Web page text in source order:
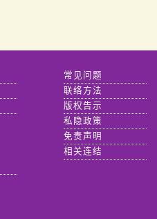
常见问题
联络方法
版权告示
私隐政策
免责声明
相关连结